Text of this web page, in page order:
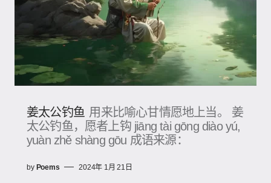
姜太公钓鱼 用来比喻心甘情愿地上当。 姜
太公钓鱼，愿者上钩 jiāng tài gōng diào yú,
yuàn zhě shàng gōu 成语来源：
by Poems 2024年 1月 21日